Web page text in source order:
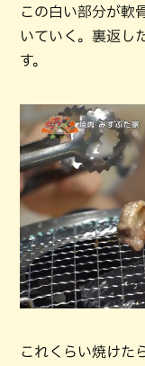
この白い部分が軟
いていく。裏返し
す。
これくらい焼けた